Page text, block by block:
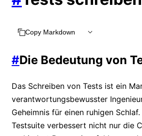
Copy Markdown
#Die Bedeutung von
Das Schreiben von Tests ist ein
verantwortungsbewusster
Geheimnis für einen ruhigen
Testsuite verbessert nicht nur die